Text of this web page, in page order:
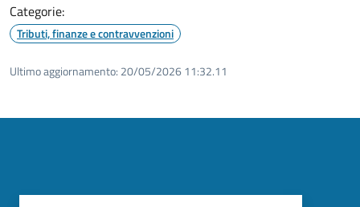
Categorie:
Tributi, finanze e contravvenzioni
Ultimo aggiornamento: 20/05/2026 11:32.11